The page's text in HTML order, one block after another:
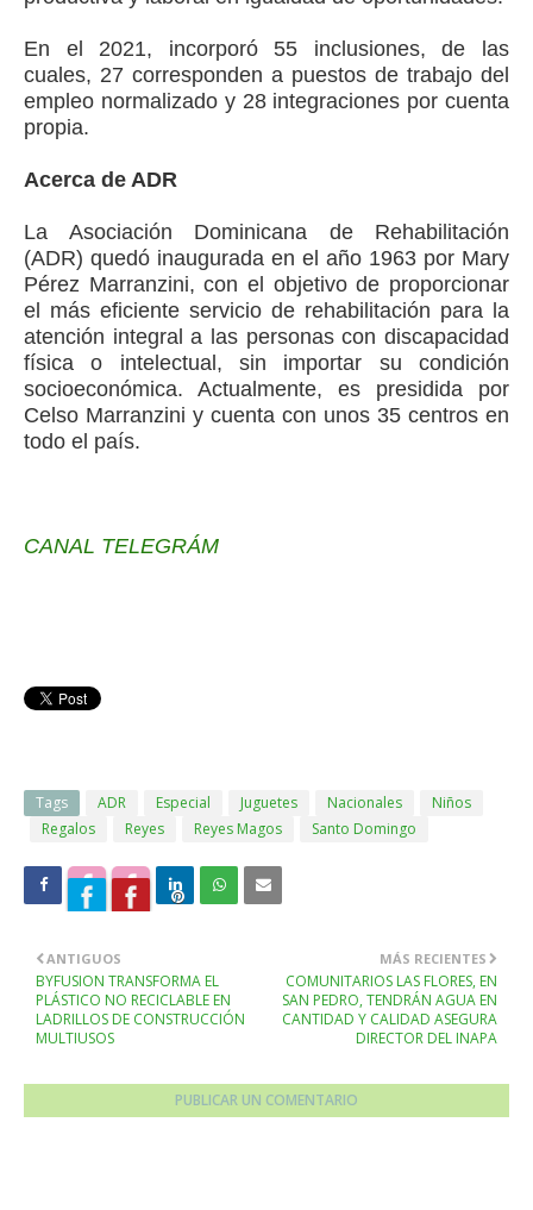
En el 2021, incorporó 55 inclusiones, de las
cuales, 27 corresponden a puestos de trabajo del
empleo normalizado y 28 integraciones por cuenta
propia.
Acerca de ADR
La Asociación Dominicana de Rehabilitación
(ADR) quedó inaugurada en el año 1963 por Mary
Pérez Marranzini, con el objetivo de proporcionar
el más eficiente servicio de rehabilitación para la
atención integral a las personas con discapacidad
física o intelectual, sin importar su condición
socioeconómica. Actualmente, es presidida por
Celso Marranzini y cuenta con unos 35 centros en
todo el país.
CANAL TELEGRÁM
Tags ADR Especial Juguetes Nacionales
Niños
Regalos
Reyes Reyes Magos Santo Domingo
MÁS RECIENTES
COMUNITARIOS LAS FLORES, EN
SAN PEDRO, TENDRÁN AGUA EN
CANTIDAD Y CALIDAD ASEGURA
DIRECTOR DEL INAPA
ANTIGUOS
BYFUSION TRANSFORMA EL
PLÁSTICO NO RECICLABLE EN
LADRILLOS DE CONSTRUCCIÓN
MULTIUSOS
PUBLICAR UN COMENTARIO